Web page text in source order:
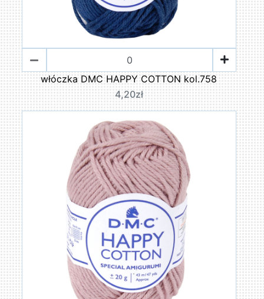
włóczka DMC HAPPY COTTON kol.758
4,20zł